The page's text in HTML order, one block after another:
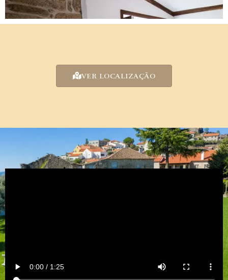
VER LOCALIZAÇÃO